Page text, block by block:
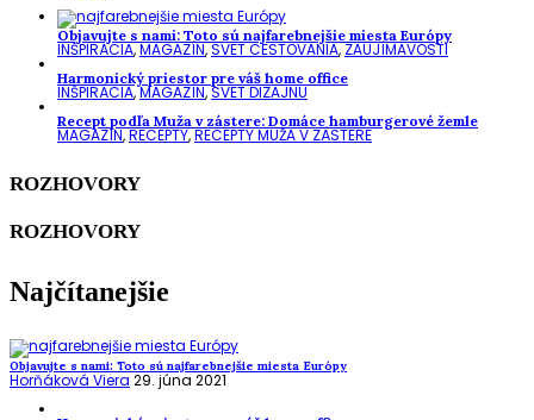
Objavujte s nami: Toto sú najfarebnejšie miesta Európy
INŠPIRÁCIA,MAGAZÍN,SVET CESTOVANIA,ZAUJÍMAVOSTI
Harmonický priestor pre váš home office
INŠPIRÁCIA,MAGAZÍN,SVET DIZAJNU
Recept podľa Muža v zástere: Domáce hamburgerové žemle
MAGAZÍN,RECEPTY,RECEPTY MUŽA V ZÁSTERE
ROZHOVORY
ROZHOVORY
Najčítanejšie
Objavujte s nami: Toto sú najfarebnejšie miesta Európy
Horňáková Viera 29. júna 2021